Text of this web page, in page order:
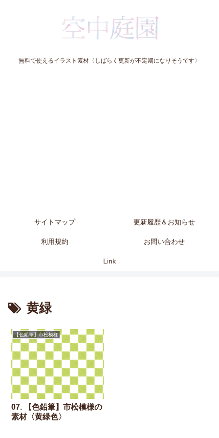
無料で使えるイラスト素材〈しばらく更新が不定期になりそうです〉
サイトマップ 更新履歴＆お知らせ
利用規約 お問い合わせ
Link
黄緑
【色鉛筆】市松模様
07. 【色鉛筆】市松模様の
素材〈黄緑色〉